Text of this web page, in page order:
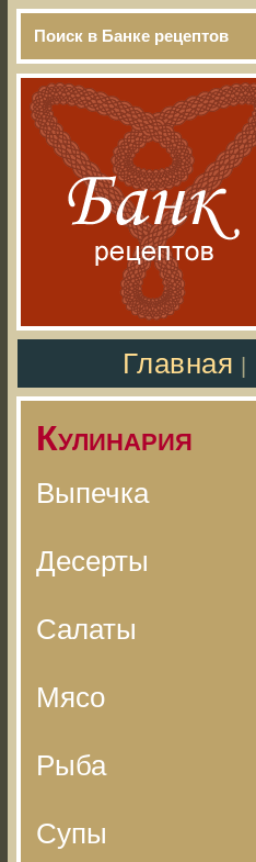
Поиск в Банке рецептов
Главная
Кулинария
Выпечка
Десерты
Салаты
Мясо
Рыба
Супы